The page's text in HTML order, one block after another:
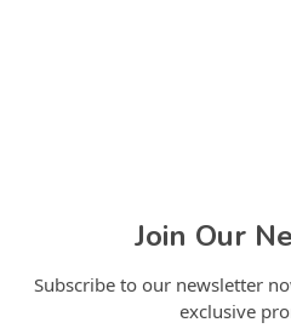
Join Our
Subscribe to our newsletter
exclusive